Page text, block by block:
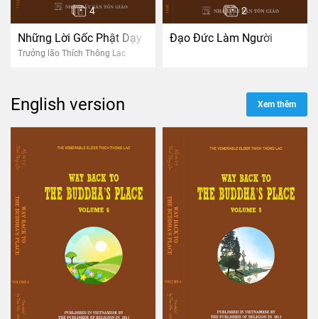
4
Những Lời Gốc Phật Dạy
Trưởng lão Thích Thông Lạc
2
Đạo Đức Làm Người
English version Xem thêm